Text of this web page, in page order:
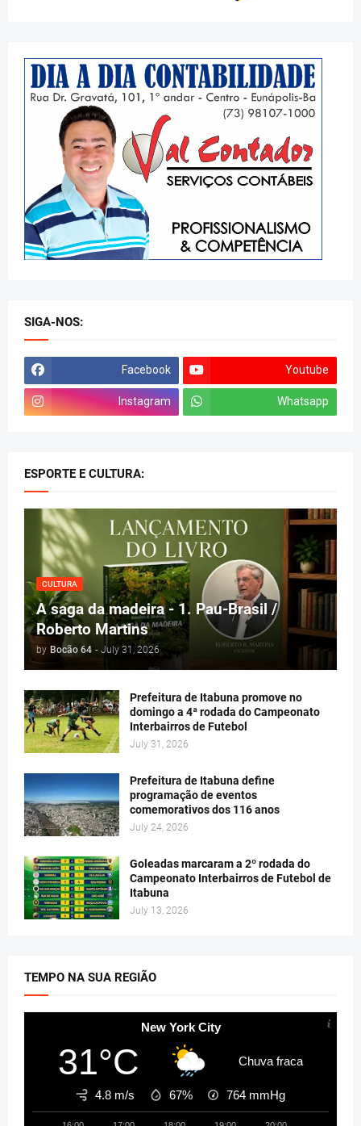
SIGA-NOS:
Facebook Youtube
Instagram Whatsapp
ESPORTE E CULTURA:
CULTURA
A saga da madeira - 1. Pau-Brasil /
Roberto Martins
by Bocão 64 - July 31, 2026
Prefeitura de Itabuna promove no
domingo a 4ª rodada do Campeonato
Interbairros de Futebol
July 31, 2026
Prefeitura de Itabuna define
programação de eventos
comemorativos dos 116 anos
July 24, 2026
Goleadas marcaram a 2º rodada do
Campeonato Interbairros de Futebol de
Itabuna
July 13, 2026
TEMPO NA SUA REGIÃO
New York City
31°C Chuva fraca
4.8 m/s 67% 764 mmHg